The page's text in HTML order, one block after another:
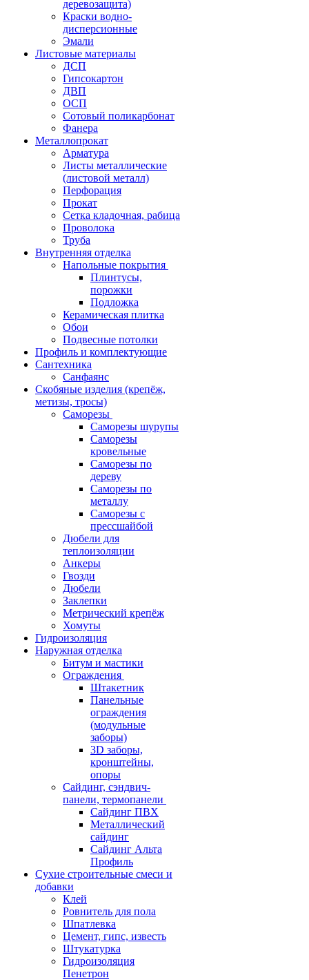
деревозащита)
Краски водно-
дисперсионные
Эмали
Листовые материалы
ДСП
Гипсокартон
ДВП
ОСП
Сотовый поликарбонат
Фанера
Металлопрокат
Арматура
Листы металлические
(листовой металл)
Перфорация
Прокат
Сетка кладочная, рабица
Проволока
Труба
Внутренняя отделка
Напольные покрытия
Плинтусы,
порожки
Подложка
Керамическая плитка
Обои
Подвесные потолки
Профиль и комплектующие
Сантехника
Санфаянс
Скобяные изделия (крепёж,
метизы, тросы)
Саморезы
Саморезы шурупы
Саморезы
кровельные
Саморезы по
дереву
Саморезы по
металлу
Саморезы с
прессшайбой
Дюбели для
теплоизоляции
Анкеры
Гвозди
Дюбели
Заклепки
Метрический крепёж
Хомуты
Гидроизоляция
Наружная отделка
Битум и мастики
Ограждения
Штакетник
Панельные
ограждения
(модульные
заборы)
3D заборы,
кронштейны,
опоры
Cайдинг, сэндвич-
панели, термопанели
Сайдинг ПВХ
Металлический
сайдинг
Сайдинг Альта
Профиль
Сухие строительные смеси и
добавки
Клей
Ровнитель для пола
Шпатлевка
Цемент, гипс, известь
Штукатурка
Гидроизоляция
Пенетрон